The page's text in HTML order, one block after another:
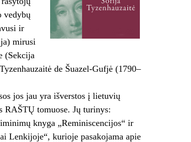
vedybų
ir
mirusi
(Sekcija
de Šuazel-Gufjė (1790–
jos jau yra išverstos į lietuvių
RAŠTŲ tomuose. Jų turinys:
knyga „Reminiscencijos“ ir
Lenkijoje“, kurioje pasakojama apie